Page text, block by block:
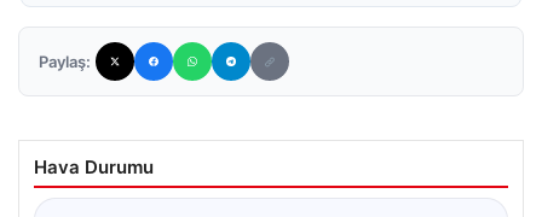
Paylaş:
Hava Durumu